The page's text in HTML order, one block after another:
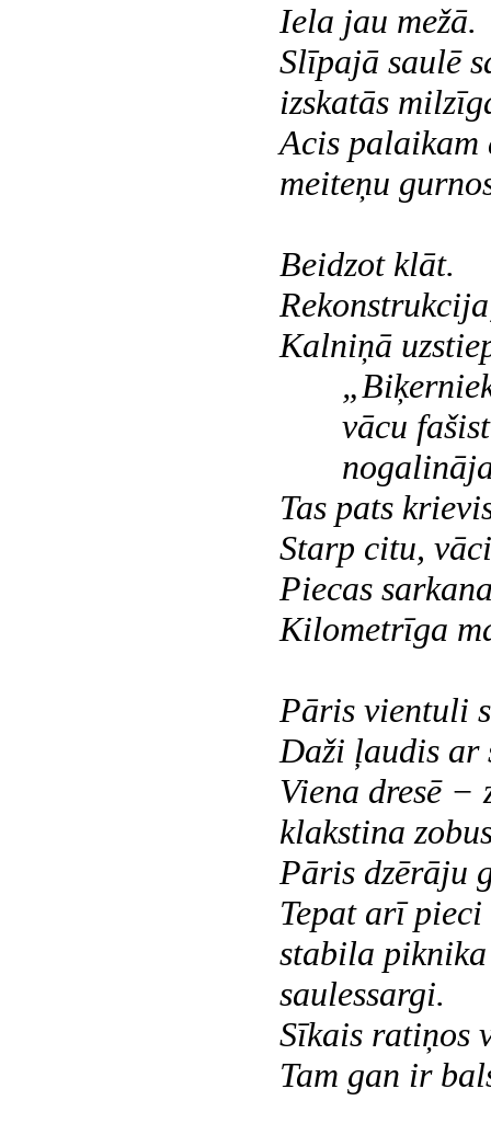
Iela jau mežā.
Slīpajā saulē
izskatās
Acis palaikam
meiteņu
Beidzot klāt.
Kalniņā
vācu
Tas pats
Starp citu,
Piecas
Kilometrīga
Pāris vientuli
Daži ļaudis ar
Viena dresē −
klakstina
Pāris dzērāju
Tepat arī
stabila
saulessargi.
Sīkais ratiņos
Tam gan ir